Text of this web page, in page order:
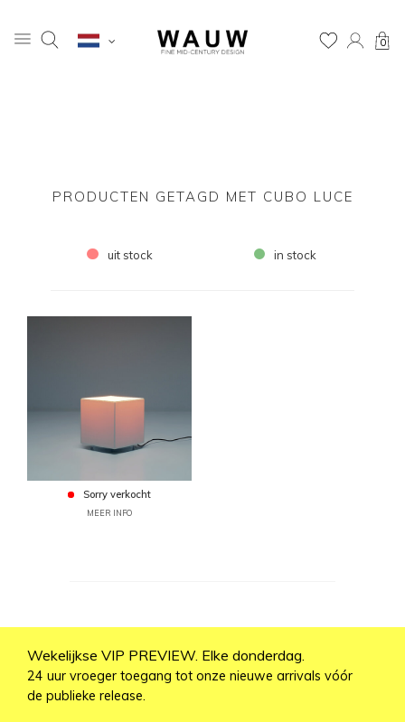
0
PRODUCTEN GETAGD MET CUBO LUCE
uit stock in stock
Sorry verkocht
MEER INFO
Wekelijkse VIP PREVIEW. Elke donderdag.
24 uur vroeger toegang tot onze nieuwe arrivals vóór
de publieke release.